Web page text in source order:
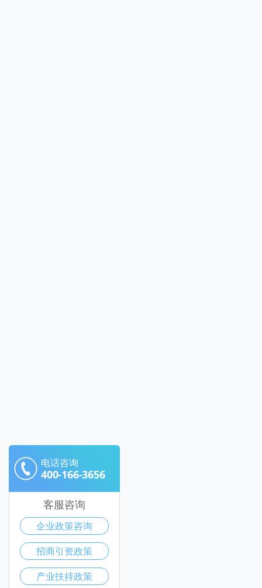
电话咨询
400-166-3656
客服咨询
企业政策咨询
招商引资政策
产业扶持政策